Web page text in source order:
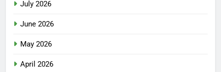
July 2026
June 2026
May 2026
April 2026